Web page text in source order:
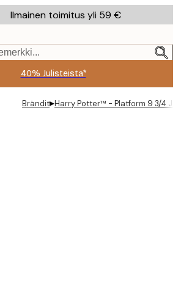
Ilmainen toimitus yli 59 €
40% Julisteista*
Brändit▸Harry Potter™ - Platform 9 3/4